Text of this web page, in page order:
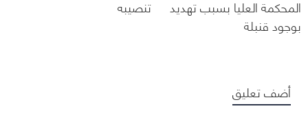
المحكمة العليا بسبب تهديد
بوجود قنبلة
تنصيبه
أضف تعليق